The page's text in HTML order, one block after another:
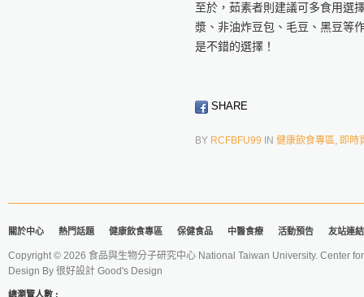
至於，茹素者則建議可多食用選
漿、非油炸豆包、毛豆、黑豆等
是不錯的選擇！
SHARE
BY RCFBFU99 IN 健康飲食專區, 即時
關於中心 熱門話題 健康飲食專區 保健食品 中醫食療 活動預告 友站連結
Copyright © 2026 食品與生物分子研究中心 National Taiwan University. Center
Design By 很好設計 Good's Design
總瀏覽人數 :